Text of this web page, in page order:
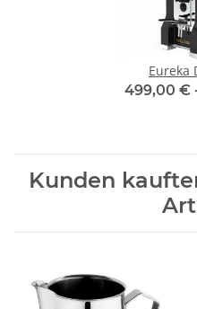
Eureka
499,00 €
Kunden